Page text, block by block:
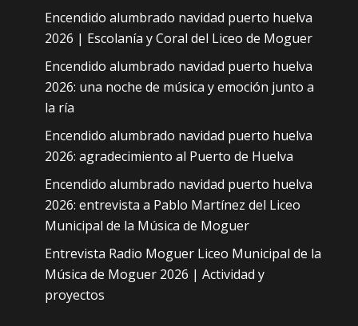
Encendido alumbrado navidad puerto huelva
2026 | Escolanía y Coral del Liceo de Moguer
Encendido alumbrado navidad puerto huelva
2026: una noche de música y emoción junto a
la ría
Encendido alumbrado navidad puerto huelva
2026: agradecimiento al Puerto de Huelva
Encendido alumbrado navidad puerto huelva
2026: entrevista a Pablo Martínez del Liceo
Municipal de la Música de Moguer
Entrevista Radio Moguer Liceo Municipal de la
Música de Moguer 2026 | Actividad y
proyectos